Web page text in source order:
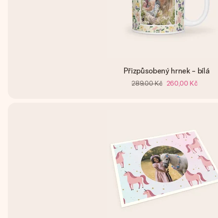
Přizpůsobený hrnek - bílá
289,00 Kč 260,00 Kč